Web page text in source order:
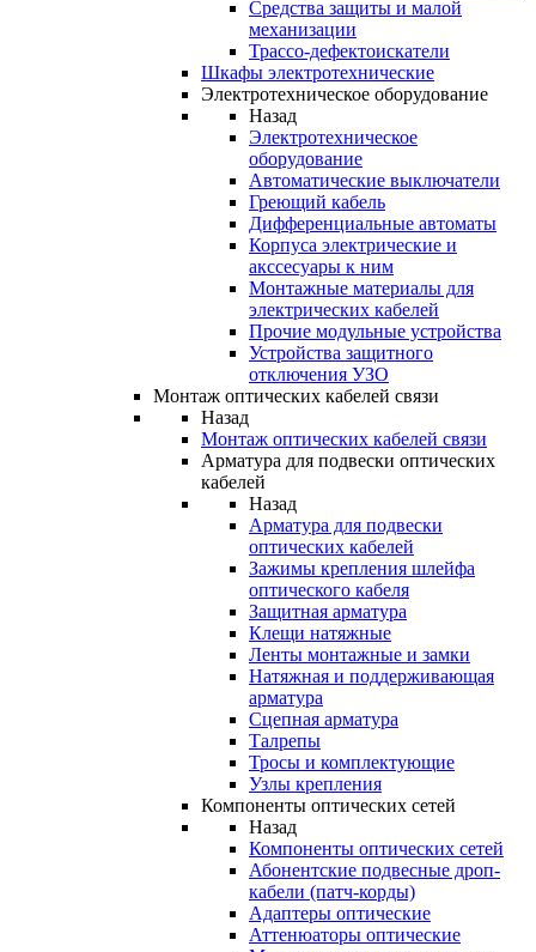
Средства защиты и малой
механизации
Трассо-дефектоискатели
Шкафы электротехнические
Электротехническое оборудование
Назад
Электротехническое
оборудование
Автоматические выключатели
Греющий кабель
Дифференциальные автоматы
Корпуса электрические и
акссесуары к ним
Монтажные материалы для
электрических кабелей
Прочие модульные устройства
Устройства защитного
отключения УЗО
Монтаж оптических кабелей связи
Назад
Монтаж оптических кабелей связи
Арматура для подвески оптических
кабелей
Назад
Арматура для подвески
оптических кабелей
Зажимы крепления шлейфа
оптического кабеля
Защитная арматура
Клещи натяжные
Ленты монтажные и замки
Натяжная и поддерживающая
арматура
Сцепная арматура
Талрепы
Тросы и комплектующие
Узлы крепления
Компоненты оптических сетей
Назад
Компоненты оптических сетей
Абонентские подвесные дроп-
кабели (патч-корды)
Адаптеры оптические
Аттенюаторы оптические